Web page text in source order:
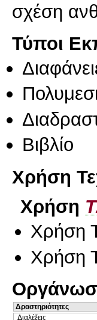
σχέση
Τύποι
Βιβλίο
Χρήση
Χρήση
Χρήση
Χρήση
Δραστηριότητες
Διαλέξεις